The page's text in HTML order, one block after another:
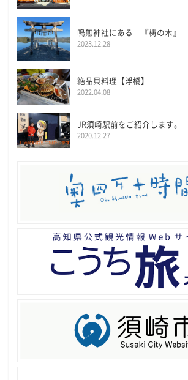
鳴無神社にある 『梼の木』
2023.12.28
絶品貝料理【浮橋】
2022.04.08
JR須崎駅前をご紹介します。
2020.12.27